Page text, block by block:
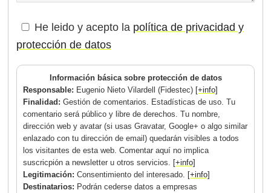
He leido y acepto la política de privacidad y
protección de datos
Información básica sobre protección de datos
Responsable: Eugenio Nieto Vilardell (Fidestec) [+info]
Finalidad:Gestión de comentarios. Estadísticas de uso. Tu
comentario será público y libre de derechos. Tu nombre,
dirección web y avatar (si usas Gravatar, Google+ o algo similar
enlazado con tu dirección de email) quedarán visibles a todos
los visitantes de esta web. Comentar aquí no implica
suscricpión a newsletter u otros servicios. [+info]
Legitimación:Consentimiento del interesado. [+info]
Destinatarios: Podrán cederse datos a empresas